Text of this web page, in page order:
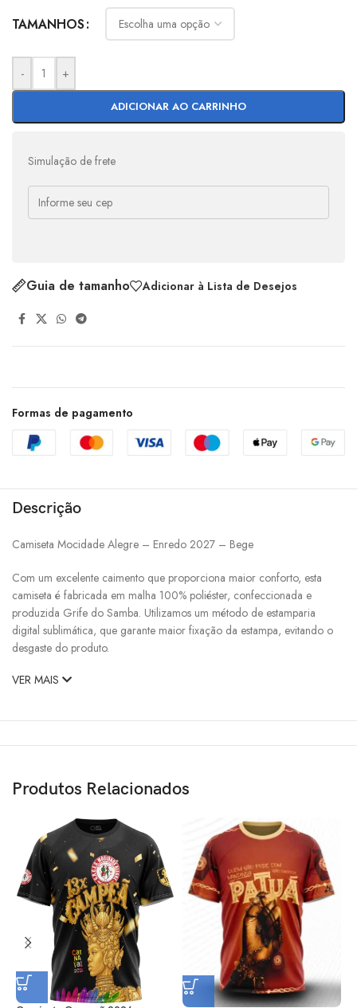
TAMANHOS
- +
ADICIONAR AO CARRINHO
Simulação de frete
Guia de tamanho Adicionar à Lista de Desejos
Formas de pagamento
Descrição
Camiseta Mocidade Alegre – Enredo 2027 – Bege
Com um excelente caimento que proporciona maior conforto, esta
camiseta é fabricada em malha 100% poliéster, confeccionada e
produzida Grife do Samba. Utilizamos um método de estamparia
digital sublimática, que garante maior fixação da estampa, evitando o
desgaste do produto.
VER MAIS
Produtos Relacionados